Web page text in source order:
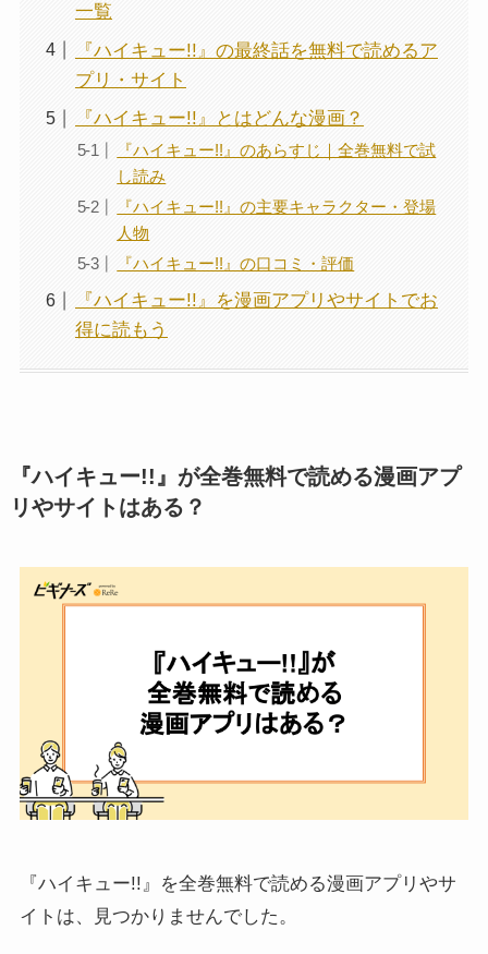
一覧
『ハイキュー!!』の最終話を無料で読めるア
プリ・サイト
『ハイキュー!!』とはどんな漫画？
『ハイキュー!!』のあらすじ｜全巻無料で試
し読み
『ハイキュー!!』の主要キャラクター・登場
人物
『ハイキュー!!』の口コミ・評価
『ハイキュー!!』を漫画アプリやサイトでお
得に読もう
『ハイキュー!!』が全巻無料で読める漫画アプ
リやサイトはある？
『ハイキュー!!』を全巻無料で読める漫画アプリやサ
イトは、見つかりませんでした。